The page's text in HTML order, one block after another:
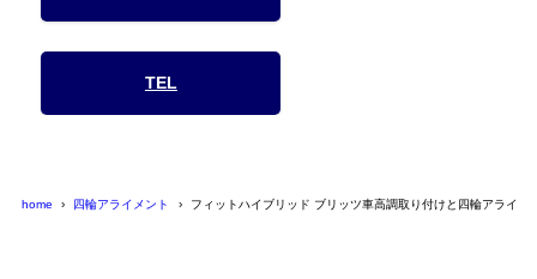
TEL
home 四輪アライメント フィットハイブリッド ブリッツ車高調取り付けと四輪アライメ